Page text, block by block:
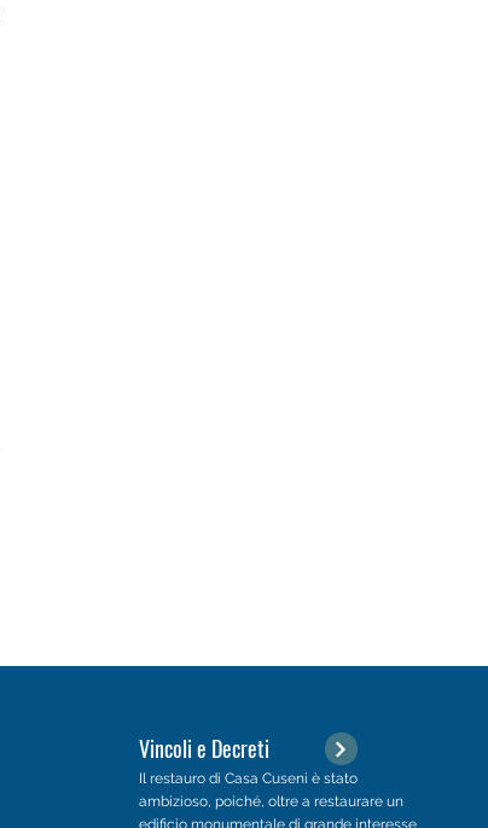
Vincoli e Decreti
Il restauro di Casa Cuseni è stato
ambizioso, poiché, oltre a restaurare un